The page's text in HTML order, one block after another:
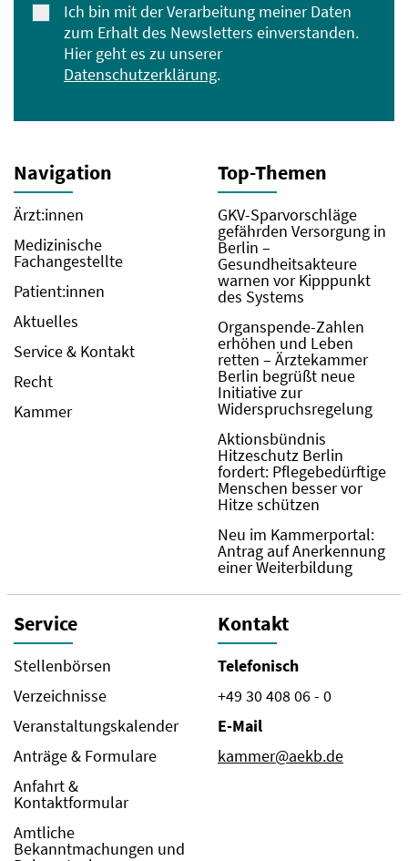
Ich bin mit der Verarbeitung meiner Daten
zum Erhalt des Newsletters einverstanden.
Hier geht es zu unserer
Datenschutzerklärung.
Navigation
Ärzt:innen
Medizinische
Fachangestellte
Patient:innen
Aktuelles
Service & Kontakt
Recht
Kammer
Top-Themen
GKV-Sparvorschläge
gefährden Versorgung in
Berlin –
Gesundheitsakteure
warnen vor Kipppunkt
des Systems
Organspende-Zahlen
erhöhen und Leben
retten – Ärztekammer
Berlin begrüßt neue
Initiative zur
Widerspruchsregelung
Aktionsbündnis
Hitzeschutz Berlin
fordert: Pflegebedürftige
Menschen besser vor
Hitze schützen
Neu im Kammerportal:
Antrag auf Anerkennung
einer Weiterbildung
Service
Stellenbörsen
Verzeichnisse
Veranstaltungskalender
Anträge & Formulare
Anfahrt &
Kontaktformular
Amtliche
Bekanntmachungen und
Kontakt
Telefonisch
+49 30 408 06 - 0
E-Mail
kammer@aekb.de